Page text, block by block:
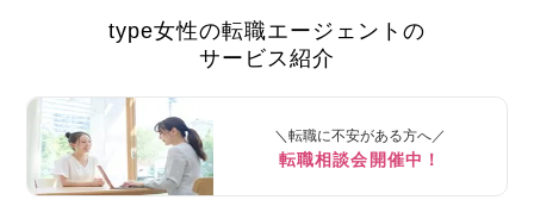
type女性の転職エージェントの
サービス紹介
＼転職に不安がある方へ／
転職相談会開催中！